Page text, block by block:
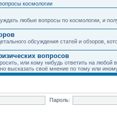
космологии
любые вопросы по космологии, и
обсуждения статей и обзоров,
вопросов
или кому нибудь ответить на любой
высказать своё мнение по тому или
Пароль: